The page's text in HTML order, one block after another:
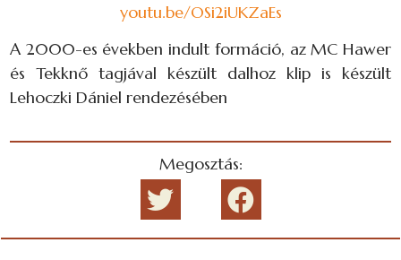
youtu.be/OSi2iUKZaEs
A 2000-es években indult formáció, az MC Hawer
és Tekknő tagjával készült dalhoz klip is készült
Lehoczki Dániel rendezésében
Megosztás: